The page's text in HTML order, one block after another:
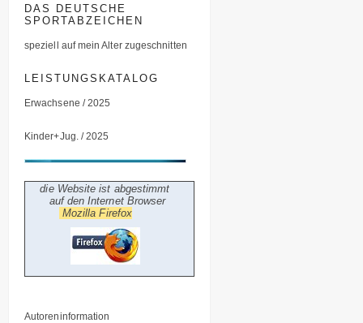
DAS DEUTSCHE
SPORTABZEICHEN
speziell auf mein Alter zugeschnitten
LEISTUNGSKATALOG
Erwachsene / 2025
Kinder+Jug. / 2025
die Website ist abgestimmt
auf den Internet Browser
Mozilla Firefox
Autoreninformation